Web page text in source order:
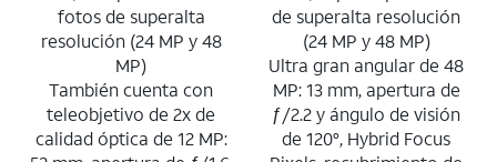
fotos de superalta
resolución (24 MP y 48
MP)
También cuenta con
teleobjetivo de 2x de
calidad óptica de 12 MP:
de superalta resolución
(24 MP y 48 MP)
Ultra gran angular de 48
MP: 13 mm, apertura de
ƒ/2.2 y ángulo de visión
de 120°, Hybrid Focus